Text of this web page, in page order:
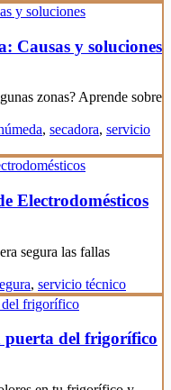
Causas y soluciones
zonas? Aprende sobre
, secadora, servicio
Electrodomésticos
segura las fallas
, servicio técnico
puerta del frigorífico